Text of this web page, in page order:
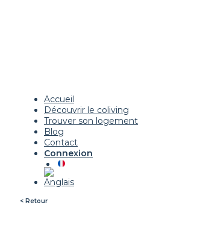
Accueil
Découvrir le coliving
Trouver son logement
Blog
Contact
Connexion
< Retour